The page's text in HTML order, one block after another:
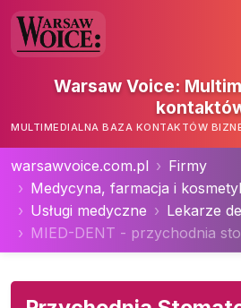
Warsaw Voice:
MULTIMEDIALNA BAZA KONTAKTÓW
warsawvoice.com.pl
Firmy
Medycyna, farmacja i
Usługi medyczne
Lekarze
MIED-DENT - przychodnia